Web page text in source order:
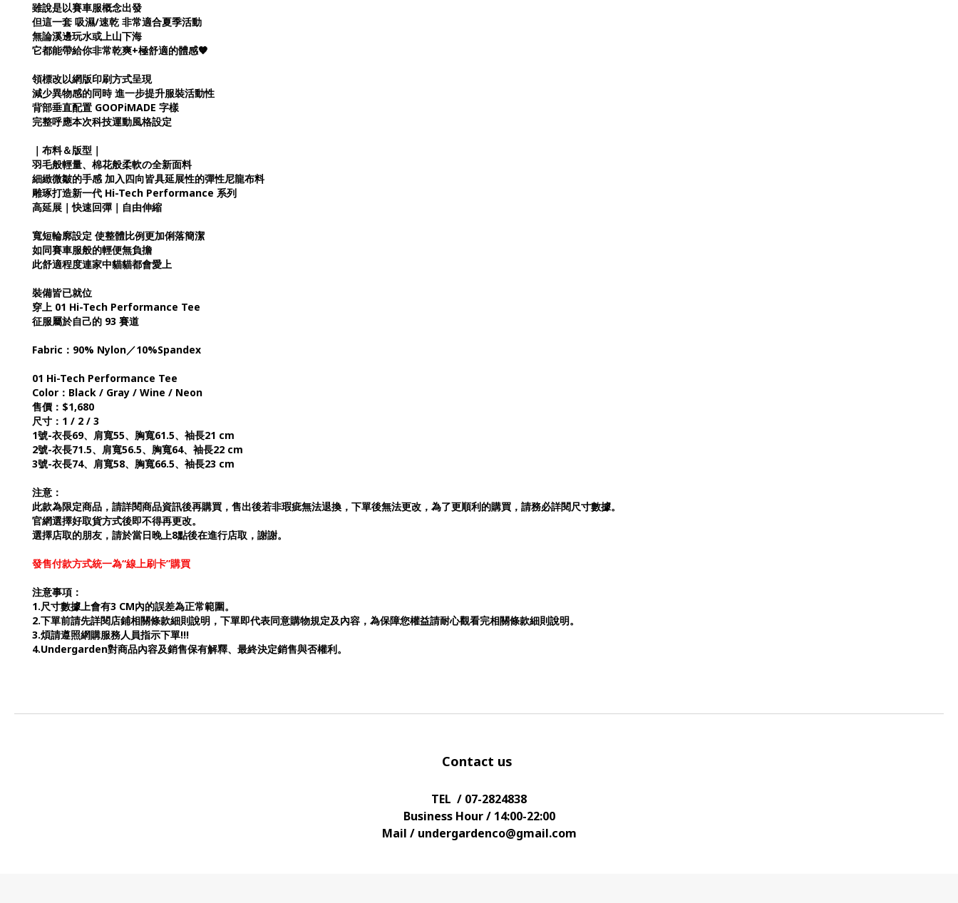
雖說是以賽車服概念出發
但這一套 吸濕/速乾 非常適合夏季活動
無論溪邊玩水或上山下海
它都能帶給你非常乾爽+極舒適的體感🧡
領標改以網版印刷方式呈現
減少異物感的同時 進一步提升服裝活動性
背部垂直配置 GOOPiMADE 字樣
完整呼應本次科技運動風格設定
｜布料＆版型｜
羽毛般輕量、棉花般柔軟の全新面料
細緻微皺的手感 加入四向皆具延展性的彈性尼龍布料
雕琢打造新一代 Hi-Tech Performance 系列
高延展｜快速回彈｜自由伸縮
寬短輪廓設定 使整體比例更加俐落簡潔
如同賽車服般的輕便無負擔
此舒適程度連家中貓貓都會愛上
裝備皆已就位
穿上 01 Hi-Tech Performance Tee
征服屬於自己的 93 賽道
Fabric：90% Nylon／10%Spandex
01 Hi-Tech Performance Tee
Color：Black / Gray / Wine / Neon
售價：$1,680
尺寸：1 / 2 / 3
1號-衣長69、肩寬55、胸寬61.5、袖長21 cm
2號-衣長71.5、肩寬56.5、胸寬64、袖長22 cm
3號-衣長74、肩寬58、胸寬66.5、袖長23 cm
注意：
此款為限定商品，請詳閱商品資訊後再購買，售出後若非瑕疵無法退換，下單後無法更改，為了更順利的購買，請務必詳閱尺寸數據。
官網選擇好取貨方式後即不得再更改。
選擇店取的朋友，請於當日晚上8點後在進行店取，謝謝。
發售付款方式統一為“線上刷卡”購買
注意事項：
1.尺寸數據上會有3 CM內的誤差為正常範圍。
2.下單前請先詳閱店鋪相關條款細則說明，下單即代表同意購物規定及內容，為保障您權益請耐心觀看完相關條款細則說明。
3.煩請遵照網購服務人員指示下單!!!
4.Undergarden對商品內容及銷售保有解釋、最終決定銷售與否權利。
Contact us
TEL / 07-2824838
Business Hour / 14:00-22:00
Mail / undergardenco@gmail.com